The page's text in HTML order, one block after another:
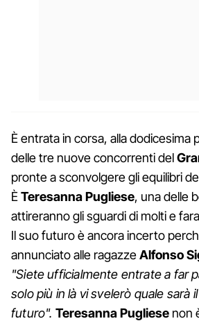
È entrata in corsa, alla dodicesima
delle tre nuove concorrenti del
pronte a sconvolgere gli equilibri
È Teresanna Pugliese, una delle
attireranno gli sguardi di molti e
Il suo futuro è ancora incerto
annunciato alle ragazzeAlfonso
"Siete ufficialmente entrate a far
solo più in là vi svelerò quale sarà
futuro". Teresanna Pugliesenon